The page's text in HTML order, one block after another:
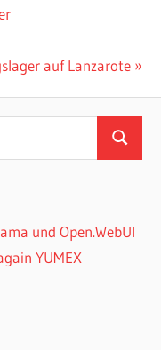
auf Lanzarote
Suchen
und Open.WebUI
YUMEX